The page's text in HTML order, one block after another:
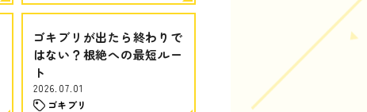
ゴキブリが出たら終わりで
はない？根絶への最短ルー
ト
2026.07.01
ゴキブリ